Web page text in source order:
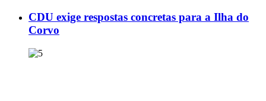
CDU exige respostas concretas para a Ilha do
Corvo